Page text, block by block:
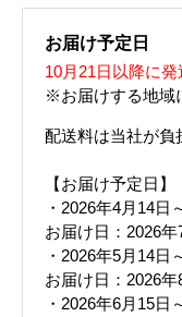
お届け予定日
10月21日以降に発
※お届けする地域
配送料は当社が負
【お届け予定日】
・2026年4月14
お届け日：2026
・2026年5月14
お届け日：2026
・2026年6月15